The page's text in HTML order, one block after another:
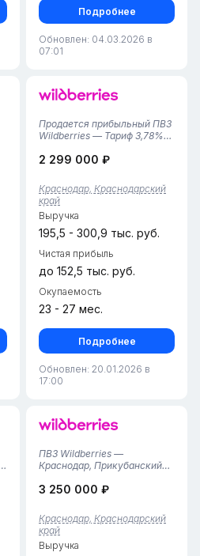
Подробнее
Обновлен: 04.03.2026 в
07:01
Продается прибыльный ПВЗ
Wildberries — Тариф 3,78%
полностью готовый и
густонаселенном жилом
массиве. Пункт расположен
на первой линии с
отдельным входом и высо...
2 299 000 ₽
Краснодар, Краснодарский
край
Выручка
195,5 - 300,9 тыс. руб.
Чистая прибыль
до 152,5 тыс. руб.
Окупаемость
23 - 27 мес.
Подробнее
Обновлен: 20.01.2026 в
17:00
ПВЗ Wildberries —
Краснодар, Прикубанский
Прикубанский район, зона
высоким трафиком.• Срок
работы: 1,5 года (стабильный
прибыльный актив).•
Собственник: Те...
3 250 000 ₽
Краснодар, Краснодарский
край
Выручка